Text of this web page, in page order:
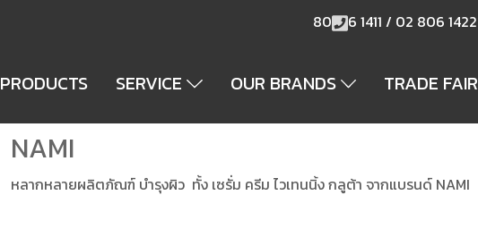
80 6 1411 / 02 806 1422
PRODUCTS SERVICE OUR BRANDS TRADE FAIR
NAMI
หลากหลายผลิตภัณฑ์ บำรุงผิว ทั้ง เซรั่ม ครีม ไวเทนนิ้ง กลูต้า จากแบรนด์ NAMI